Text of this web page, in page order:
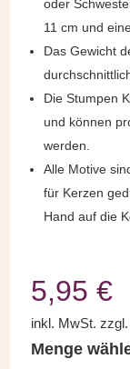
oder
11 cm und
Das Gewicht
Die Stumpen
und können
werden.
Alle Motive
für Kerzen
Hand auf die
5,95 €
inkl. MwSt. zzgl.
Menge